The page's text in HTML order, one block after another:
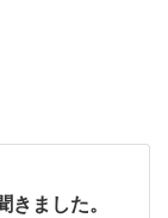
ました。